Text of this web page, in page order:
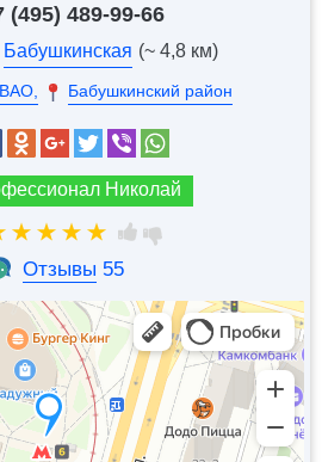
(495) 489-99-66
Бабушкинская (~ 4,8 км)
Бабушкинский район
Николай
Отзывы 55